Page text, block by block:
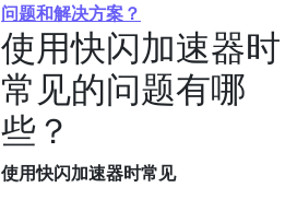
问题和解决方案？
使用快闪加速器时
常见的问题有哪
些？
使用快闪加速器时常见